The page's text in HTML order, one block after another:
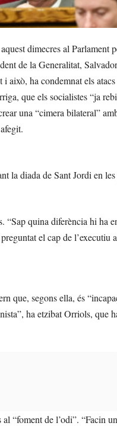
dimecres al Parlament
de la Generalitat,
això, ha condemnat els
que els socialistes “ja
una “cimera bilateral”
la diada de Sant Jordi en
quina diferència hi ha
el cap de l’executiu
que, segons ella, és
ha etzibat Orriols, que
“foment de l’odi”. “Facin